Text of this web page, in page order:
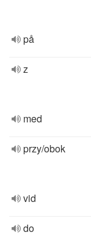
på
z
med
przy/obok
vid
do